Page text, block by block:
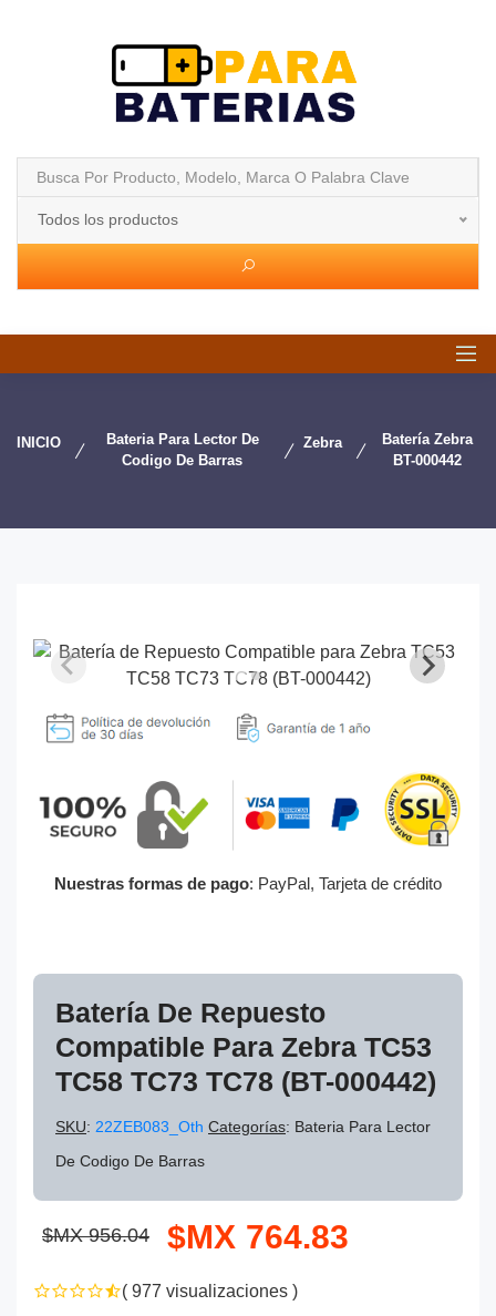
Todos los productos
INICIO
Bateria Para Lector De
Codigo De Barras
Zebra
Batería Zebra
BT-000442
Nuestras formas de pago: PayPal, Tarjeta de crédito
Batería De Repuesto
Compatible Para Zebra TC53
TC58 TC73 TC78 (BT-000442)
SKU: 22ZEB083_Oth Categorías: Bateria Para Lector
De Codigo De Barras
$MX 956.04 $MX 764.83
( 977 visualizaciones )